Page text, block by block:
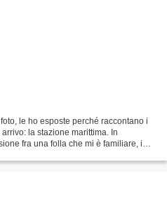
le ho esposte perché raccontano i
la stazione marittima. In
fra una folla che mi è familiare, i